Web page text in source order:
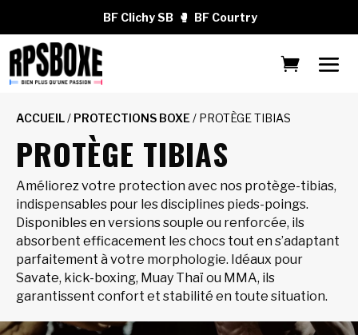
BF Clichy SB 🥊 BF Courtry
ACCUEIL/ PROTECTIONS BOXE / PROTÈGE TIBIAS
PROTÈGE TIBIAS
Améliorez votre protection avec nos protège-tibias,
indispensables pour les disciplines pieds-poings.
Disponibles en versions souple ou renforcée, ils
absorbent efficacement les chocs tout en s’adaptant
parfaitement à votre morphologie. Idéaux pour
Savate, kick-boxing, Muay Thaï ou MMA, ils
garantissent confort et stabilité en toute situation.